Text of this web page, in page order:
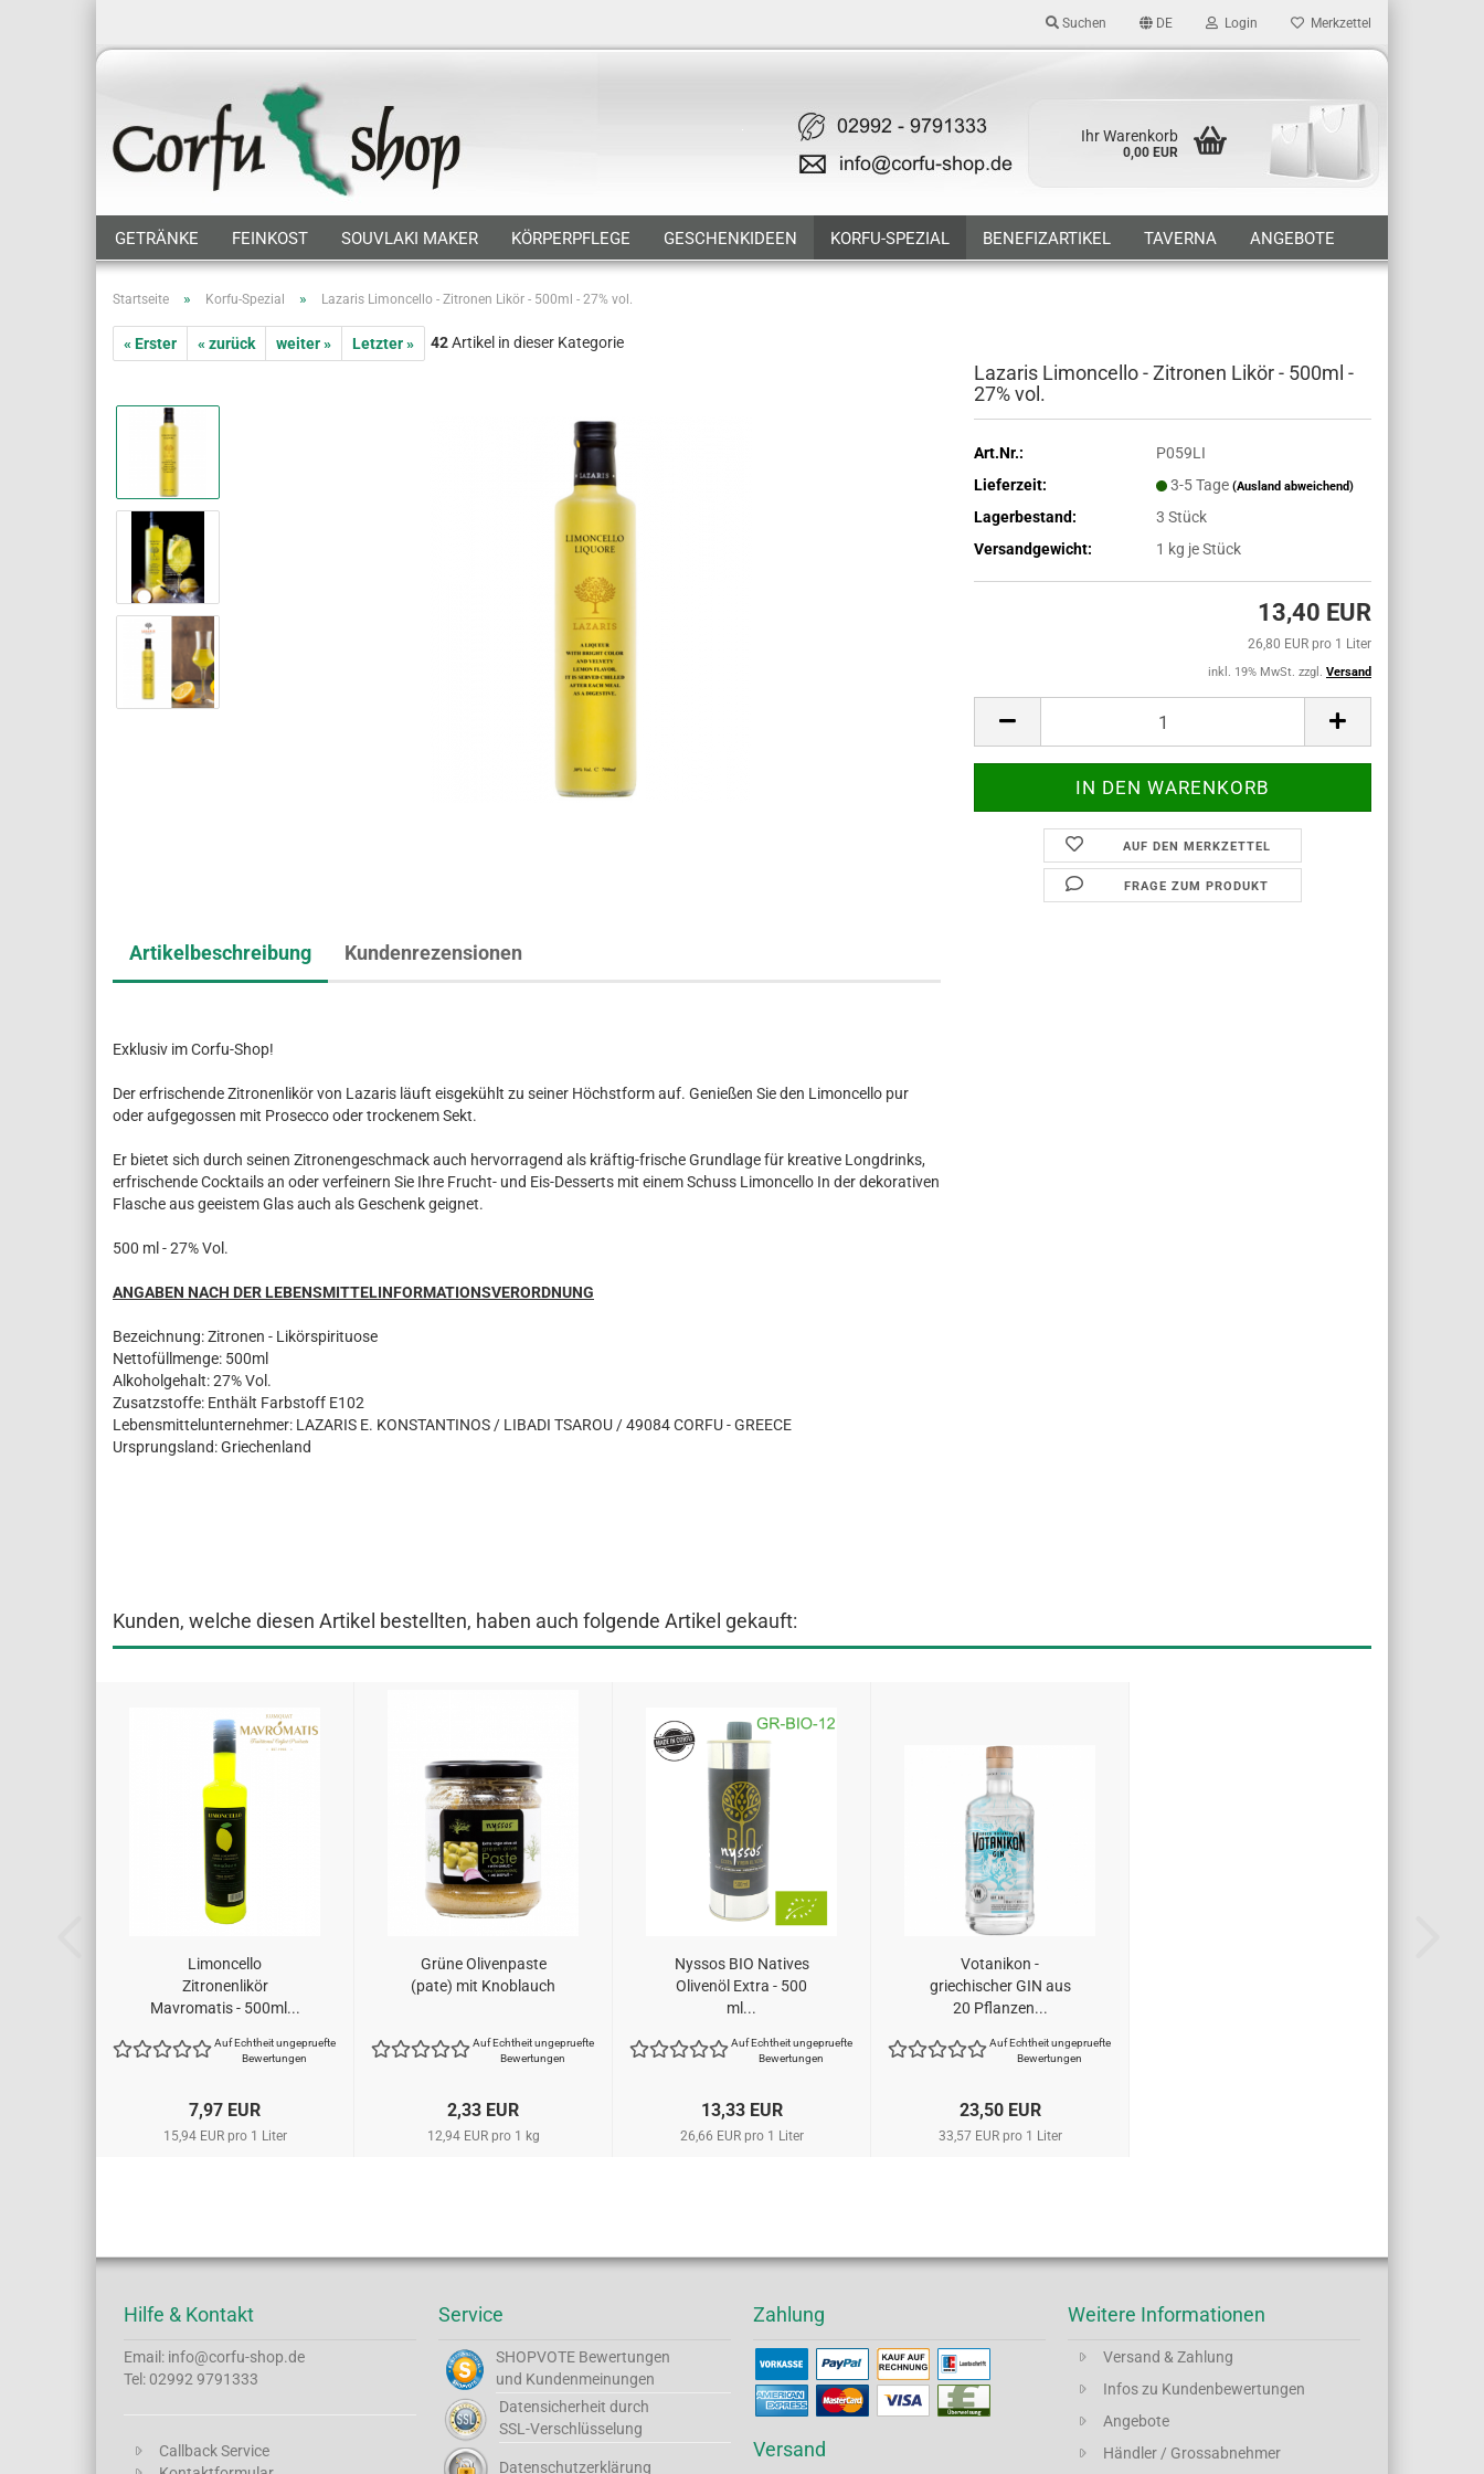
Suchen DE Login Merkzettel
Ihr Warenkorb
0,00 EUR
GETRÄNKE FEINKOST SOUVLAKI MAKER KÖRPERPFLEGE GESCHENKIDEEN KORFU-SPEZIAL BENEFIZARTIKEL TAVERNA ANGEBOTE
Startseite » Korfu-Spezial » Lazaris Limoncello - Zitronen Likör - 500ml - 27% vol.
« Erster « zurück weiter » Letzter » 42Artikel in dieser Kategorie
Lazaris Limoncello - Zitronen Likör - 500ml -
27% vol.
Art.Nr.:
P059LI
Lieferzeit:
3-5 Tage (Ausland abweichend)
Lagerbestand: 3 Stück
Versandgewicht:
1 kg je Stück
13,40 EUR
26,80 EUR pro 1 Liter
inkl. 19% MwSt. zzgl. Versand
AUF DEN MERKZETTEL
FRAGE ZUM PRODUKT
Artikelbeschreibung Kundenrezensionen
Exklusiv im Corfu-Shop!
Der erfrischende Zitronenlikör von Lazaris läuft eisgekühlt zu seiner Höchstform auf. Genießen Sie den Limoncello pur
oder aufgegossen mit Prosecco oder trockenem Sekt.
Er bietet sich durch seinen Zitronengeschmack auch hervorragend als kräftig-frische Grundlage für kreative Longdrinks,
erfrischende Cocktails an oder verfeinern Sie Ihre Frucht- und Eis-Desserts mit einem Schuss Limoncello In der dekorativen
Flasche aus geeistem Glas auch als Geschenk geignet.
500 ml - 27% Vol.
ANGABEN NACH DER LEBENSMITTELINFORMATIONSVERORDNUNG
Bezeichnung: Zitronen - Likörspirituose
Nettofüllmenge: 500ml
Alkoholgehalt: 27% Vol.
Zusatzstoffe: Enthält Farbstoff E102
Lebensmittelunternehmer: LAZARIS E. KONSTANTINOS / LIBADI TSAROU / 49084 CORFU - GREECE
Ursprungsland: Griechenland
Kunden, welche diesen Artikel bestellten, haben auch folgende Artikel gekauft:
Limoncello
Zitronenlikör
Mavromatis - 500ml...
Auf Echtheit ungepruefte
Bewertungen
7,97 EUR
15,94 EUR pro 1 Liter
Grüne Olivenpaste
(pate) mit Knoblauch
Auf Echtheit ungepruefte
Bewertungen
2,33 EUR
12,94 EUR pro 1 kg
Nyssos BIO Natives
Olivenöl Extra - 500
ml...
Auf Echtheit ungepruefte
Bewertungen
13,33 EUR
26,66 EUR pro 1 Liter
Votanikon -
griechischer GIN aus
20 Pflanzen...
Auf Echtheit ungepruefte
Bewertungen
23,50 EUR
33,57 EUR pro 1 Liter
Hilfe & Kontakt
Email: info@corfu-shop.de
Tel: 02992 9791333
Callback Service
Service
SHOPVOTE Bewertungen
und Kundenmeinungen
Datensicherheit durch
SSL-Verschlüsselung
Datenschutzerklärung
Zahlung
Versand
Weitere Informationen
Versand & Zahlung
Infos zu Kundenbewertungen
Angebote
Händler / Grossabnehmer